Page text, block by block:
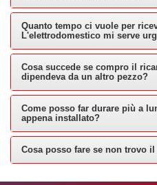
Quanto tempo ci vuole per
L'elettrodomestico mi serve
Cosa succede se compro il
dipendeva da un altro pezzo?
Come posso far durare più a
appena installato?
Cosa posso fare se non trovo